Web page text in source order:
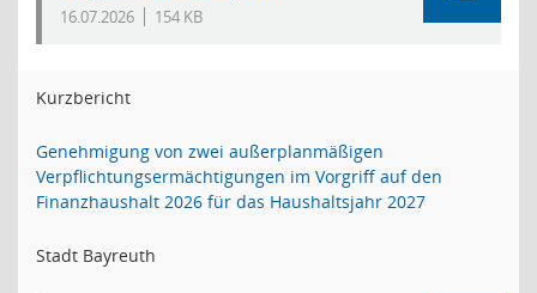
16.07.2026 154 KB
Kurzbericht
Genehmigung von zwei außerplanmäßigen
Verpflichtungsermächtigungen im Vorgriff auf den
Finanzhaushalt 2026 für das Haushaltsjahr 2027
Stadt Bayreuth